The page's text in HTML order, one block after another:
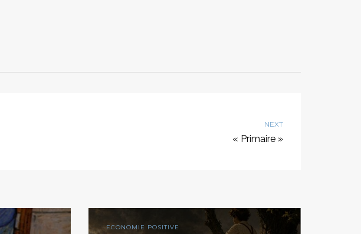
NEXT
« Primaire »
ECONOMIE POSITIVE